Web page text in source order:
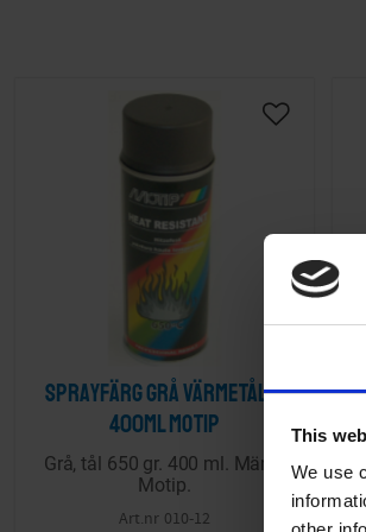
This
We use
Sprayfärg Grå värmetålig
400ml Motip
Grå, tål 650 gr. 400 ml. Märke
Motip.
010-12
Lägg till i